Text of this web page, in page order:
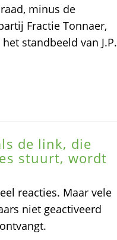
minus de
Fractie Tonnaer,
standbeeld van J.P.
de link, die
stuurt, wordt
reacties. Maar vele
niet geactiveerd